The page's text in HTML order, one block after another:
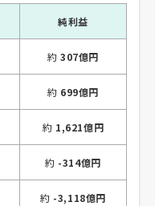
純利益
約307億円
約 699億円
約 1,621億円
約 -314億円
約 -3,118億円